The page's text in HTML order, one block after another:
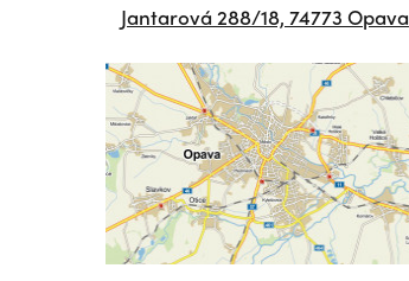
Jantarová 288/18, 74773 Opava